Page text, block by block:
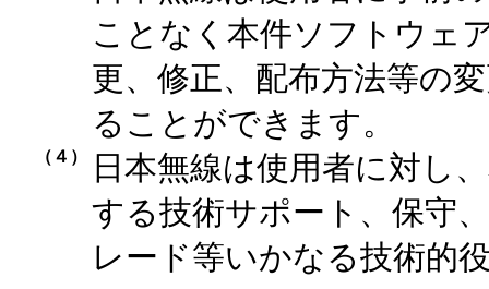
ことなく本件ソフトウェ
更、修正、配布方法等の
ることができます。
（４）
日本無線は使用者に対し
する技術サポート、保守
レード等いかなる技術的